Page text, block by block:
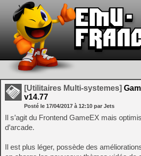
[Utilitaires Multi-systemes]
v14.77
Posté le 17/04/2017 à 12:10 par Jets
Il s’agit du Frontend GameEX mais
d’arcade.
Il est plus léger, possède des